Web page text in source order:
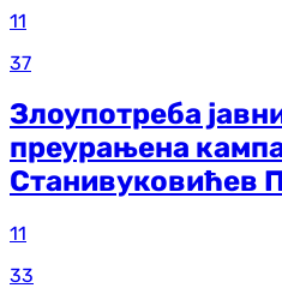
11
37
Злоупотреба
преурањена
Станивуковићев
11
33